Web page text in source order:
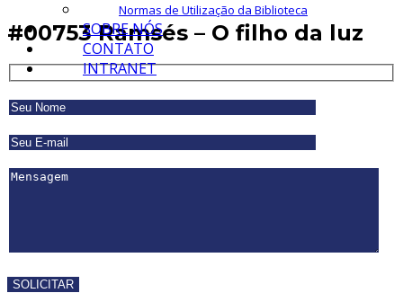
Normas de Utilização da Biblioteca
SOBRE NÓS
CONTATO
INTRANET
#00753 Ramsés – O filho da luz